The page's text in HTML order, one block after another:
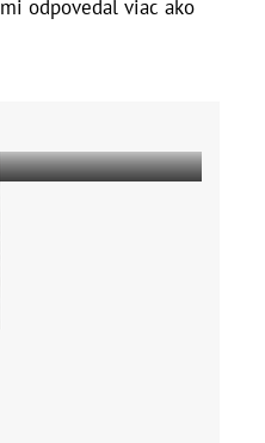
odpovedal viac ako